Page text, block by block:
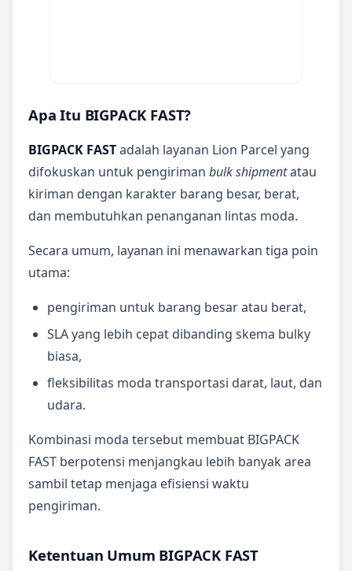
Apa Itu BIGPACK FAST?
BIGPACK FASTadalah layanan Lion Parcel yang
difokuskan untuk pengiriman bulk shipmentatau
kiriman dengan karakter barang besar, berat,
dan membutuhkan penanganan lintas moda.
Secara umum, layanan ini menawarkan tiga poin
utama:
pengiriman untuk barang besar atau berat,
SLA yang lebih cepat dibanding skema bulky
biasa,
fleksibilitas moda transportasi darat, laut, dan
udara.
Kombinasi moda tersebut membuat BIGPACK
FAST berpotensi menjangkau lebih banyak area
sambil tetap menjaga efisiensi waktu
pengiriman.
Ketentuan Umum BIGPACK FAST